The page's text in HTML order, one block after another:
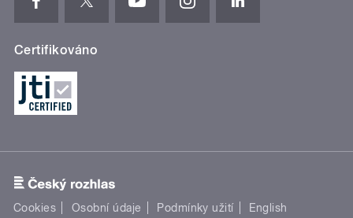
Certifikováno
Cookies Osobní údaje Podmínky užití
English